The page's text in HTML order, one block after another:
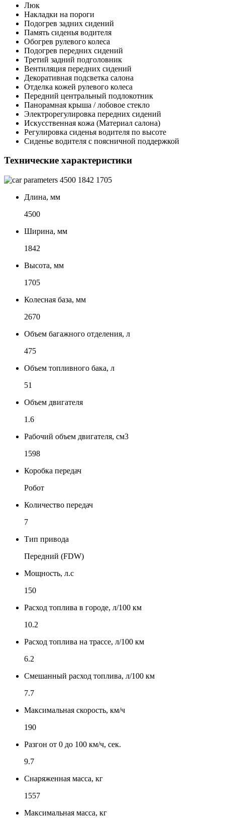
Люк
Накладки на пороги
Подогрев задних сидений
Память сиденья водителя
Обогрев рулевого колеса
Подогрев передних сидений
Третий задний подголовник
Вентиляция передних сидений
Декоративная подсветка салона
Отделка кожей рулевого колеса
Передний центральный подлокотник
Панорамная крыша / лобовое стекло
Электрорегулировка передних сидений
Искусственная кожа (Материал салона)
Регулировка сиденья водителя по высоте
Сиденье водителя с поясничной поддержкой
Технические характеристики
4500 1842 1705
Длина, мм
4500
Ширина, мм
1842
Высота, мм
1705
Колесная база, мм
2670
Объем багажного отделения, л
475
Объем топливного бака, л
51
Объем двигателя
1.6
Рабочий объем двигателя, см3
1598
Коробка передач
Робот
Количество передач
7
Тип привода
Передний (FDW)
Мощность, л.с
150
Расход топлива в городе, л/100 км
10.2
Расход топлива на трассе, л/100 км
6.2
Смешанный расход топлива, л/100 км
7.7
Максимальная скорость, км/ч
190
Разгон от 0 до 100 км/ч, сек.
9.7
Снаряженная масса, кг
1557
Максимальная масса, кг